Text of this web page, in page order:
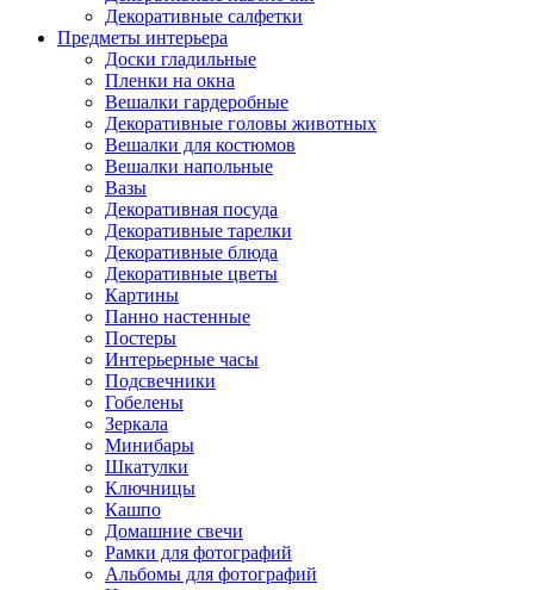
Декоративные салфетки
Предметы интерьера
Доски гладильные
Пленки на окна
Вешалки гардеробные
Декоративные головы животных
Вешалки для костюмов
Вешалки напольные
Вазы
Декоративная посуда
Декоративные тарелки
Декоративные блюда
Декоративные цветы
Картины
Панно настенные
Постеры
Интерьерные часы
Подсвечники
Гобелены
Зеркала
Минибары
Шкатулки
Ключницы
Кашпо
Домашние свечи
Рамки для фотографий
Альбомы для фотографий